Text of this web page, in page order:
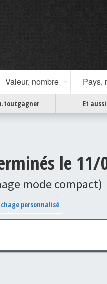
Valeur, nombre Pays,
Et
le
mode compact)
personnalisé